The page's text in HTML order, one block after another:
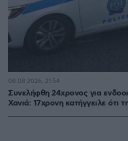
Συνελήφθη 24χρονος για
Χανιά: 17χρονη κατήγγειλε ότι
08.08.2026, 21:54